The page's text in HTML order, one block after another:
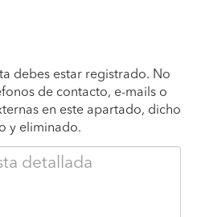
debes estar registrado. No
de contacto, e-mails o
en este apartado, dicho
y eliminado.